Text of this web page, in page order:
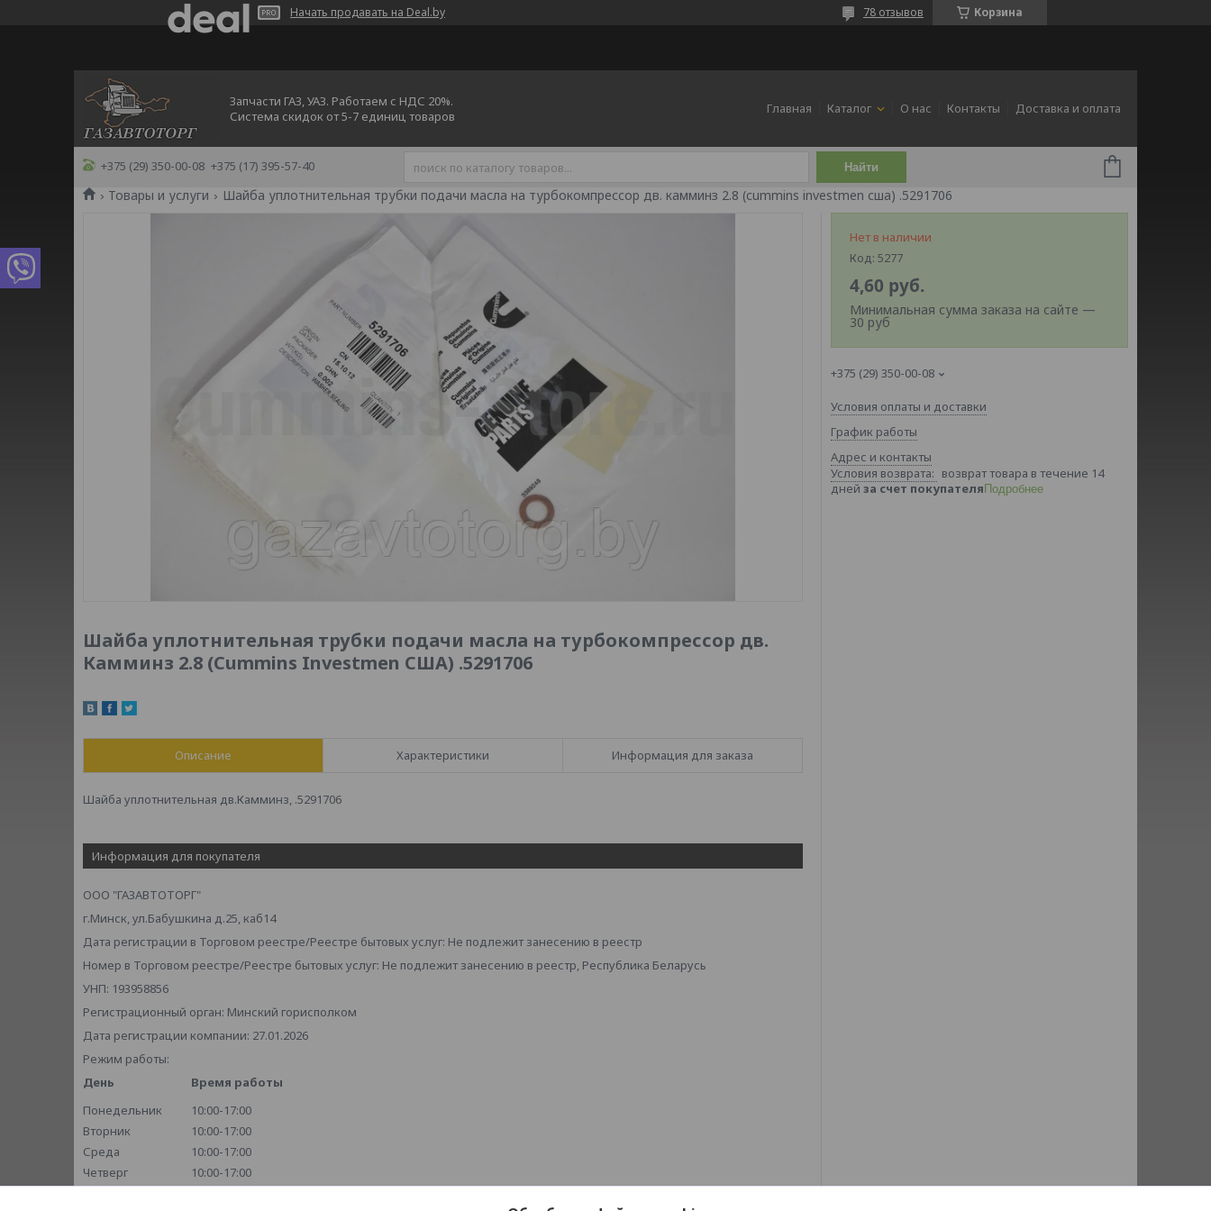
Начать продавать на Deal.by Корзина
78 отзывов
Запчасти ГАЗ, УАЗ. Работаем с НДС 20%.
Система скидок от 5-7 единиц товаров
Главная Каталог О нас Контакты Доставка и оплата
+375 (29) 350-00-08 +375 (17) 395-57-40 Найти
Товары и услуги Шайба уплотнительная трубки подачи масла на турбокомпрессор дв. камминз 2.8 (cummins investmen сша) .5291706
Шайба уплотнительная трубки подачи масла на турбокомпрессор дв.
Камминз 2.8 (Cummins Investmen США) .5291706
Описание Характеристики Информация для заказа
Шайба уплотнительная дв.Камминз, .5291706
Информация для покупателя
ООО "ГАЗАВТОТОРГ"
г.Минск, ул.Бабушкина д.25, каб14
Дата регистрации в Торговом реестре/Реестре бытовых услуг: Не подлежит занесению в реестр
Номер в Торговом реестре/Реестре бытовых услуг: Не подлежит занесению в реестр, Республика Беларусь
УНП: 193958856
Регистрационный орган: Минский горисполком
Дата регистрации компании: 27.01.2026
Режим работы:
День
Время работы
Понедельник
10:00-17:00
Вторник
10:00-17:00
Среда
10:00-17:00
Четверг
10:00-17:00
Нет в наличии
Код: 5277
4,60 руб.
Минимальная сумма заказа на сайте —
30 руб
+375 (29) 350-00-08
Условия оплаты и доставки
График работы
Адрес и контакты
возврат товара в течение 14
дней за счет покупателя Подробнее